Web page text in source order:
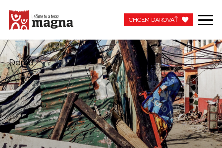
CHCEM DAROVAŤ
MOJA MAGNA
PRACUJTE S NAMI
CHCEM DAROVAŤ
Domů